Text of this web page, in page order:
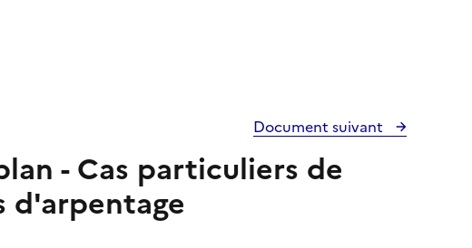
Document suivant
- Cas particuliers de
d'arpentage